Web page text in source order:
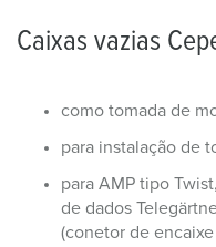
Caixas vazias
como tomada de
para instalação de
para AMP tipo
de dados
(conetor de